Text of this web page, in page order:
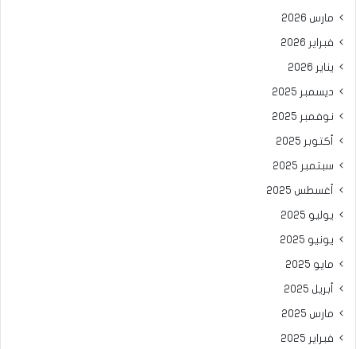
مارس 2026
فبراير 2026
يناير 2026
ديسمبر 2025
نوفمبر 2025
أكتوبر 2025
سبتمبر 2025
أغسطس 2025
يوليو 2025
يونيو 2025
مايو 2025
أبريل 2025
مارس 2025
فبراير 2025